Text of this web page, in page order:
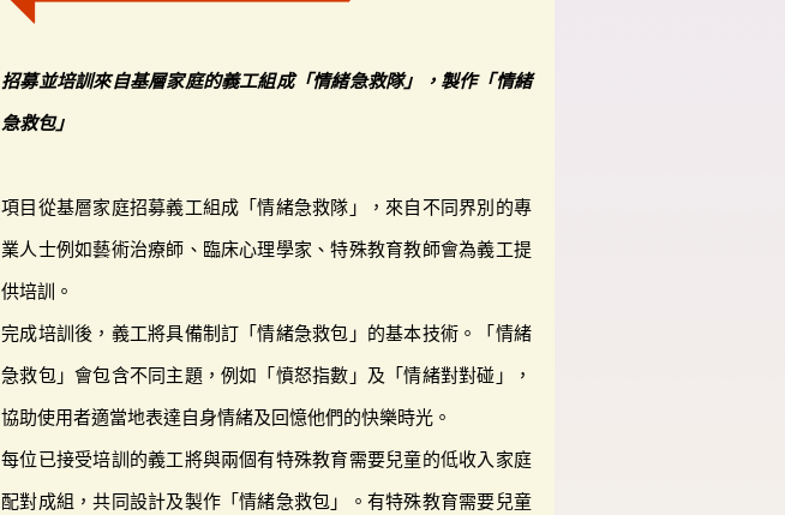
招募並培訓來自基層家庭的義工組成「情緒急救隊」，製作「情緒
急救包」
項目從基層家庭招募義工組成「情緒急救隊」，來自不同界別的專
業人士例如藝術治療師、臨床心理學家、特殊教育教師會為義工提
供培訓。
完成培訓後，義工將具備制訂「情緒急救包」的基本技術。「情緒
急救包」會包含不同主題，例如「憤怒指數」及「情緒對對碰」，
協助使用者適當地表達自身情緒及回憶他們的快樂時光。
每位已接受培訓的義工將與兩個有特殊教育需要兒童的低收入家庭
配對成組，共同設計及製作「情緒急救包」。有特殊教育需要兒童